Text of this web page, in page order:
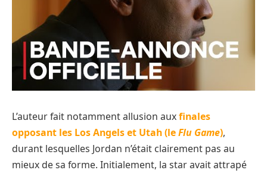
L’auteur fait notamment allusion auxfinales
opposant les Los Angels et Utah (leFlu Game),
durant lesquelles Jordan n’était clairement pas au
mieux de sa forme. Initialement, la star avait attrapé